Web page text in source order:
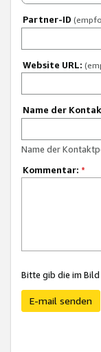
Partner-ID
Website URL:
Name der
Name der
Kommentar: *
Bitte gib die im
E-mail senden